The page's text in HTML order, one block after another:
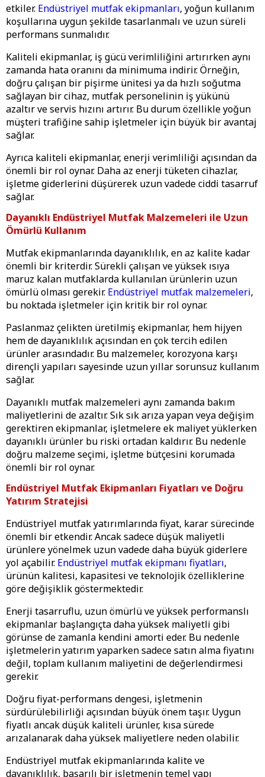
etkiler. Endüstriyel mutfak ekipmanları, yoğun kullanım
koşullarına uygun şekilde tasarlanmalı ve uzun süreli
performans sunmalıdır.
Kaliteli ekipmanlar, iş gücü verimliliğini artırırken aynı
zamanda hata oranını da minimuma indirir. Örneğin,
doğru çalışan bir pişirme ünitesi ya da hızlı soğutma
sağlayan bir cihaz, mutfak personelinin iş yükünü
azaltır ve servis hızını artırır. Bu durum özellikle yoğun
müşteri trafiğine sahip işletmeler için büyük bir avantaj
sağlar.
Ayrıca kaliteli ekipmanlar, enerji verimliliği açısından da
önemli bir rol oynar. Daha az enerji tüketen cihazlar,
işletme giderlerini düşürerek uzun vadede ciddi tasarruf
sağlar.
Dayanıklı Endüstriyel Mutfak Malzemeleri ile Uzun
Ömürlü Kullanım
Mutfak ekipmanlarında dayanıklılık, en az kalite kadar
önemli bir kriterdir. Sürekli çalışan ve yüksek ısıya
maruz kalan mutfaklarda kullanılan ürünlerin uzun
ömürlü olması gerekir. Endüstriyel mutfak malzemeleri,
bu noktada işletmeler için kritik bir rol oynar.
Paslanmaz çelikten üretilmiş ekipmanlar, hem hijyen
hem de dayanıklılık açısından en çok tercih edilen
ürünler arasındadır. Bu malzemeler, korozyona karşı
dirençli yapıları sayesinde uzun yıllar sorunsuz kullanım
sağlar.
Dayanıklı mutfak malzemeleri aynı zamanda bakım
maliyetlerini de azaltır. Sık sık arıza yapan veya değişim
gerektiren ekipmanlar, işletmelere ek maliyet yüklerken
dayanıklı ürünler bu riski ortadan kaldırır. Bu nedenle
doğru malzeme seçimi, işletme bütçesini korumada
önemli bir rol oynar.
Endüstriyel Mutfak Ekipmanları Fiyatları ve Doğru
Yatırım Stratejisi
Endüstriyel mutfak yatırımlarında fiyat, karar sürecinde
önemli bir etkendir. Ancak sadece düşük maliyetli
ürünlere yönelmek uzun vadede daha büyük giderlere
yol açabilir. Endüstriyel mutfak ekipmanı fiyatları,
ürünün kalitesi, kapasitesi ve teknolojik özelliklerine
göre değişiklik göstermektedir.
Enerji tasarruflu, uzun ömürlü ve yüksek performanslı
ekipmanlar başlangıçta daha yüksek maliyetli gibi
görünse de zamanla kendini amorti eder. Bu nedenle
işletmelerin yatırım yaparken sadece satın alma fiyatını
değil, toplam kullanım maliyetini de değerlendirmesi
gerekir.
Doğru fiyat-performans dengesi, işletmenin
sürdürülebilirliği açısından büyük önem taşır. Uygun
fiyatlı ancak düşük kaliteli ürünler, kısa sürede
arızalanarak daha yüksek maliyetlere neden olabilir.
Endüstriyel mutfak ekipmanlarında kalite ve
dayanıklılık, başarılı bir işletmenin temel yapı